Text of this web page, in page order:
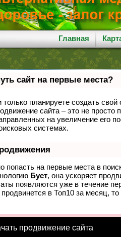
Главная
сайт на первые места?
планируете создать свой
сайта – это не просто
на увеличение его
системах.
попасть на первые места в
Буст, она ускоряет
появляются уже в течение
в Топ10 за месяц, то
продвижение сайта